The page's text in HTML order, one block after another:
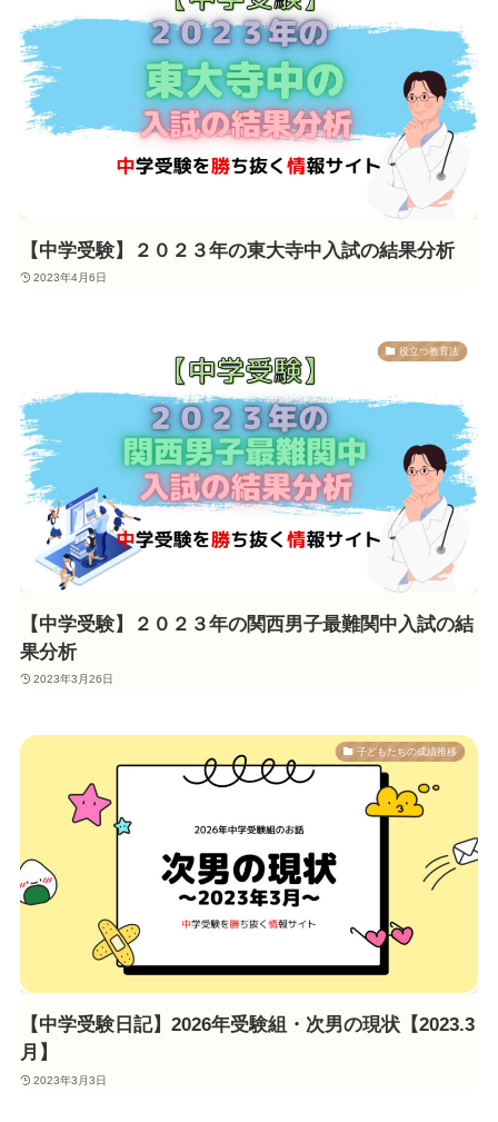
【中学受験】２０２３年の東大寺中入試の結果分析
2023年4月6日
役立つ教育法
【中学受験】２０２３年の関西男子最難関中入試の結
果分析
2023年3月26日
子どもたちの成績推移
【中学受験日記】2026年受験組・次男の現状【2023.3
月】
2023年3月3日